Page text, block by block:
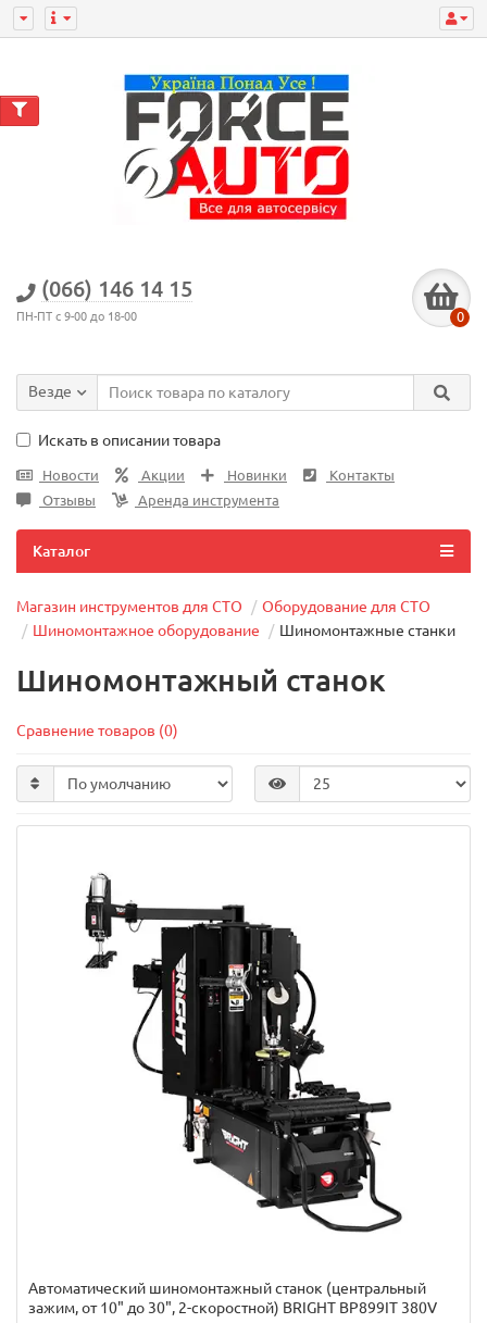
(066) 146 14 15
ПН-ПТ с 9-00 до 18-00 0
Везде
Искать в описании товара
Новости Акции Новинки
Контакты
Отзывы
Аренда инструмента
Каталог
Магазин инструментов для СТО
Оборудование для СТО
Шиномонтажное оборудование
Шиномонтажные станки
Шиномонтажный станок
Сравнение товаров (0)
Автоматический шиномонтажный станок (центральный
зажим, от 10" до 30", 2-скоростной) BRIGHT BP899IT 380V